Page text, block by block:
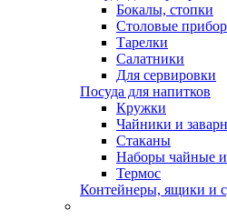
Бокалы, стопки
Столовые
Тарелки
Салатники
Для сервировки
Посуда для напитков
Кружки
Чайники и
Стаканы
Наборы чайные
Термос
Контейнеры, ящики и